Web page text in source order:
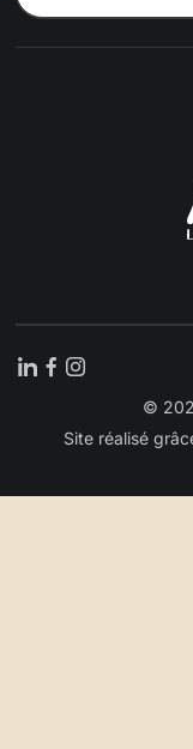
Atelier des
Atelier des
©
Site réalisé